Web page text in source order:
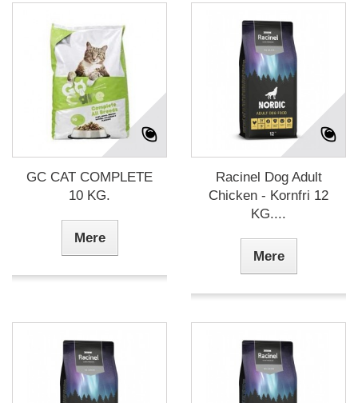
GC CAT COMPLETE
10 KG.
Mere
Racinel Dog Adult
Chicken - Kornfri 12
KG....
Mere